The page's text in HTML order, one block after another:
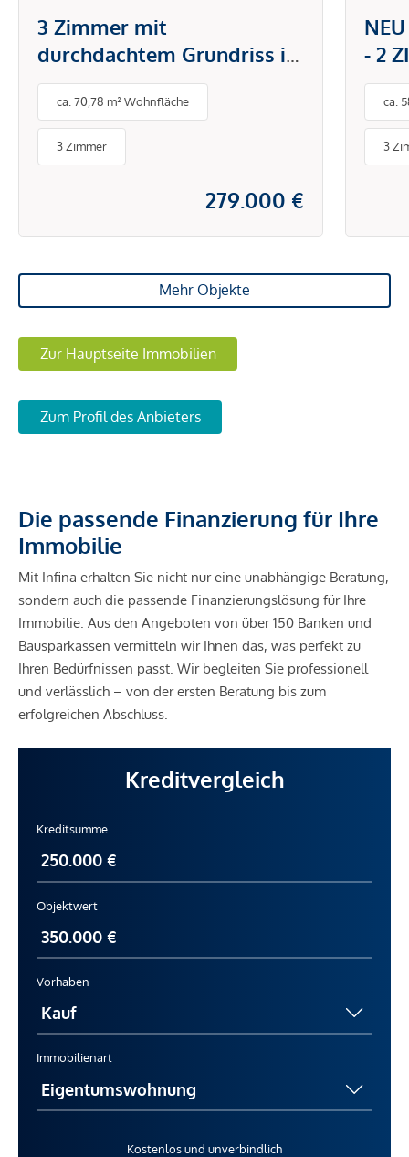
3 Zimmer mit
durchdachtem Grundriss in
attraktiver Lage - stilvoll
wohnen und sofort
bezugsfertig
ca. 70,78 m² Wohnfläche
3 Zimmer
279.000 €
- 2
ca.
3
Mehr Objekte
Zur Hauptseite Immobilien
Zum Profil des Anbieters
Die passende Finanzierung für Ihre
Immobilie
Mit Infina erhalten Sie nicht nur eine unabhängige Beratung,
sondern auch die passende Finanzierungslösung für Ihre
Immobilie. Aus den Angeboten von über 150 Banken und
Bausparkassen vermitteln wir Ihnen das, was perfekt zu
Ihren Bedürfnissen passt. Wir begleiten Sie professionell
und verlässlich – von der ersten Beratung bis zum
erfolgreichen Abschluss.
Kreditvergleich
Kreditsumme
Objektwert
Vorhaben
Immobilienart
Kostenlos und unverbindlich